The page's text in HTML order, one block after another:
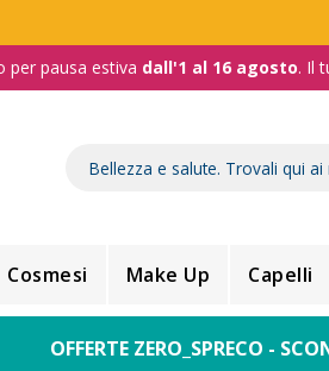
per pausa estiva dall'1 al 16 agosto. Il
Cosmesi Make Up Capelli
OFFERTE ZERO_SPRECO -